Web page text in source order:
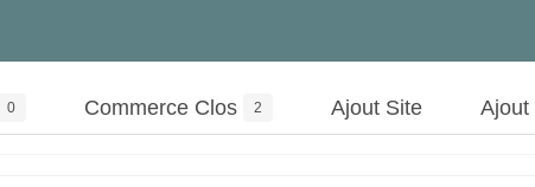
0 Commerce Clos 2 Ajout Site Ajout